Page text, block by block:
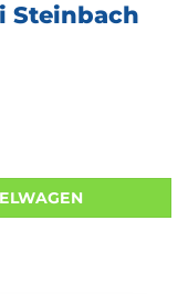
Steinbach
Tungsten aantal